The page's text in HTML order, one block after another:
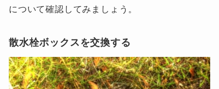
について確認してみましょう。
散水栓ボックスを交換する